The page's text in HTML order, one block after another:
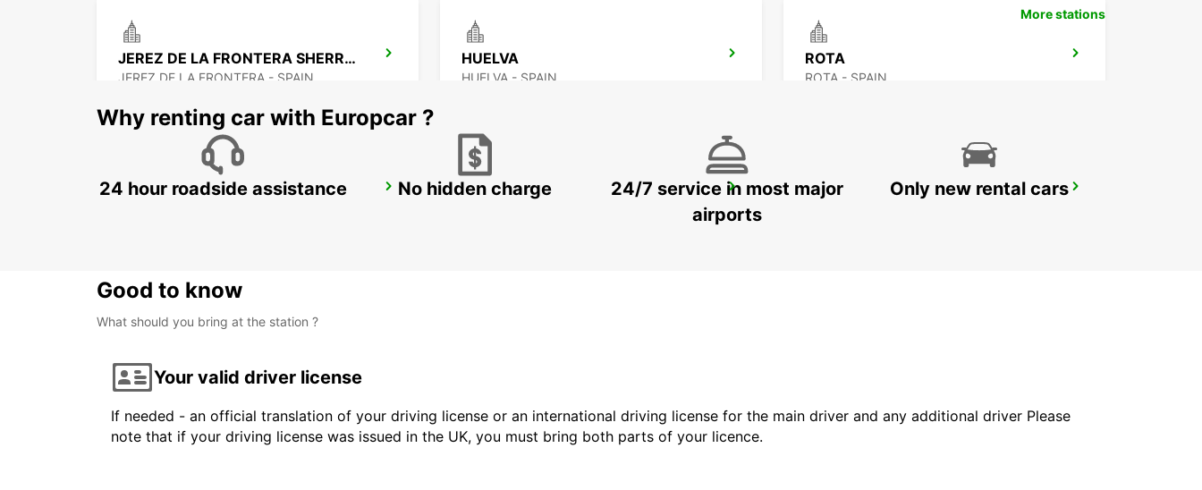
JEREZ DE LA FRONTERA SHERRY PARK
JEREZ DE LA FRONTERA - SPAIN
HUELVA
HUELVA - SPAIN
ROTA
ROTA - SPAIN
CADIZ MAIN STATION CORDOBA MAIN STATION CHICLANA
More stations
Why renting car with Europcar ?
24 hour roadside assistance No hidden charge
24/7 service in most major
airports
Only new rental cars
Good to know
What should you bring at the station ?
Your valid driver license
If needed - an official translation of your driving license or an international driving license for the main driver and any additional driver Please
note that if your driving license was issued in the UK, you must bring both parts of your licence.